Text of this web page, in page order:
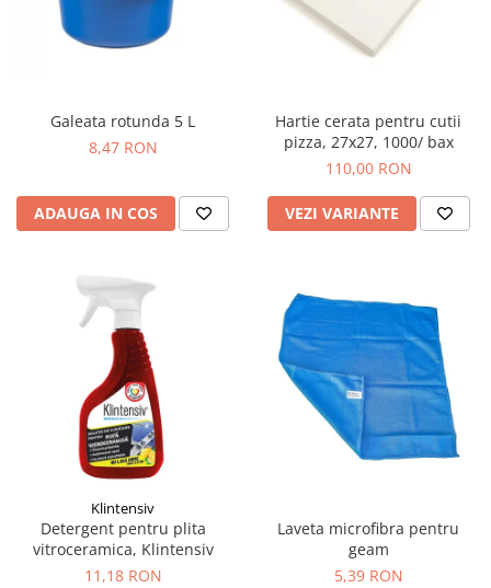
Galeata rotunda 5 L
8,47 RON
ADAUGA IN COS
Hartie cerata pentru cutii
pizza, 27x27, 1000/ bax
110,00 RON
VEZI VARIANTE
Klintensiv
Detergent pentru plita
vitroceramica, Klintensiv
11,18 RON
Laveta microfibra pentru
geam
5,39 RON